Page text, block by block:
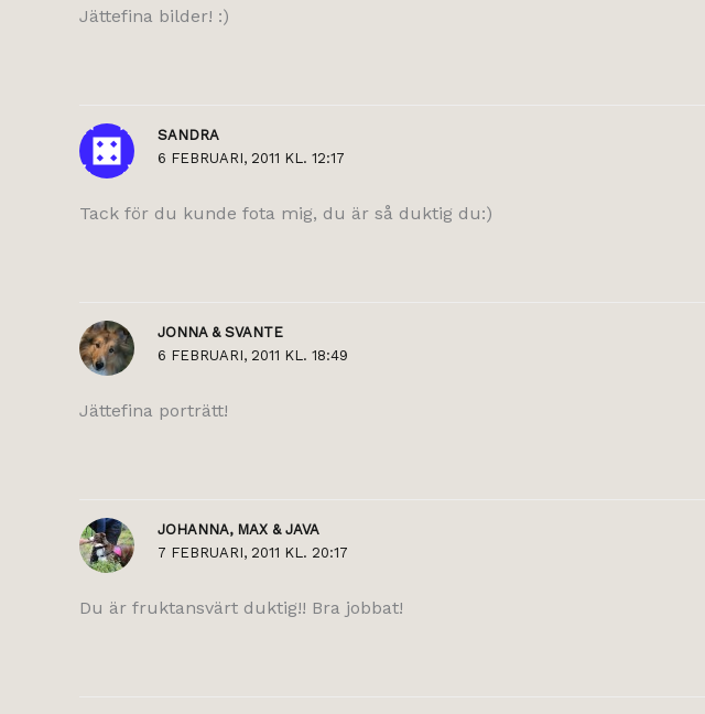
Jättefina bilder! :)
SANDRA
6 FEBRUARI, 2011 KL. 12:17
Tack för du kunde fota mig, du är så duktig du:)
JONNA & SVANTE
6 FEBRUARI, 2011 KL. 18:49
Jättefina porträtt!
JOHANNA, MAX & JAVA
7 FEBRUARI, 2011 KL. 20:17
Du är fruktansvärt duktig!! Bra jobbat!